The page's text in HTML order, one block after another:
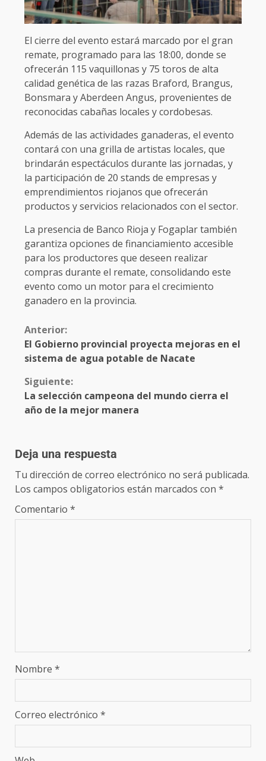
El cierre del evento estará marcado por el gran
remate, programado para las 18:00, donde se
ofrecerán 115 vaquillonas y 75 toros de alta
calidad genética de las razas Braford, Brangus,
Bonsmara y Aberdeen Angus, provenientes de
reconocidas cabañas locales y cordobesas.
Además de las actividades ganaderas, el evento
contará con una grilla de artistas locales, que
brindarán espectáculos durante las jornadas, y
la participación de 20 stands de empresas y
emprendimientos riojanos que ofrecerán
productos y servicios relacionados con el sector.
La presencia de Banco Rioja y Fogaplar también
garantiza opciones de financiamiento accesible
para los productores que deseen realizar
compras durante el remate, consolidando este
evento como un motor para el crecimiento
ganadero en la provincia.
Anterior:
El Gobierno provincial proyecta mejoras en el
sistema de agua potable de Nacate
Siguiente:
La selección campeona del mundo cierra el
año de la mejor manera
Deja una respuesta
Tu dirección de correo electrónico no será publicada.
Los campos obligatorios están marcados con *
Comentario *
Nombre *
Correo electrónico *